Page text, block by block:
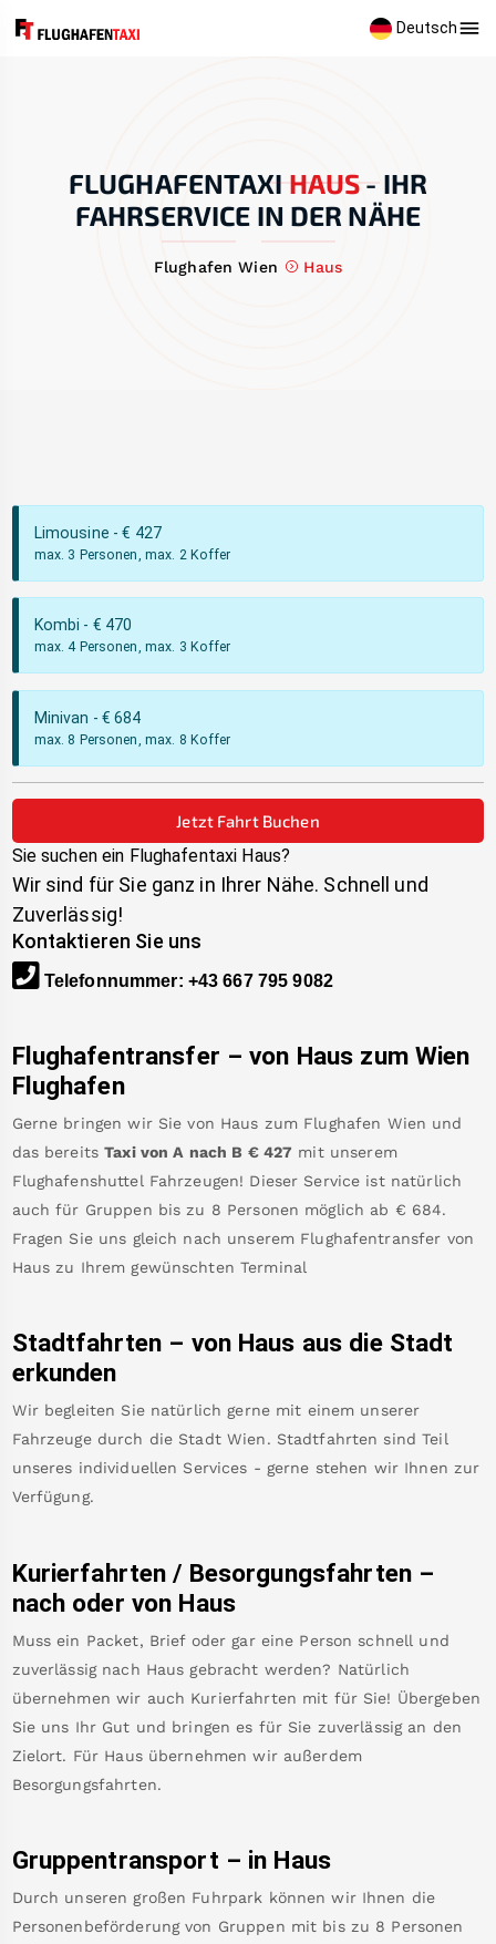
Deutsch
FLUGHAFENTAXI HAUS- IHR
FAHRSERVICE IN DER NÄHE
Flughafen Wien Haus
Limousine - € 427
max. 3 Personen, max. 2 Koffer
Kombi - € 470
max. 4 Personen, max. 3 Koffer
Minivan - €684
max. 8 Personen, max. 8 Koffer
Jetzt Fahrt Buchen
Sie suchen ein Flughafentaxi Haus?
Wir sind für Sie ganz in Ihrer Nähe. Schnell und
Zuverlässig!
Kontaktieren Sie uns
Telefonnummer: +43 667 795 9082
Flughafentransfer – von Haus zum Wien
Flughafen
Gerne bringen wir Sie von Haus zum Flughafen Wien und
das bereits Taxi von A nach B € 427 mit unserem
Flughafenshuttel Fahrzeugen! Dieser Service ist natürlich
auch für Gruppen bis zu 8 Personen möglich ab € 684.
Fragen Sie uns gleich nach unserem Flughafentransfer von
Haus zu Ihrem gewünschten Terminal
Stadtfahrten – von Haus aus die Stadt
erkunden
Wir begleiten Sie natürlich gerne mit einem unserer
Fahrzeuge durch die Stadt Wien. Stadtfahrten sind Teil
unseres individuellen Services - gerne stehen wir Ihnen zur
Verfügung.
Kurierfahrten / Besorgungsfahrten –
nach oder von Haus
Muss ein Packet, Brief oder gar eine Person schnell und
zuverlässig nach Haus gebracht werden? Natürlich
übernehmen wir auch Kurierfahrten mit für Sie! Übergeben
Sie uns Ihr Gut und bringen es für Sie zuverlässig an den
Zielort. Für Haus übernehmen wir außerdem
Besorgungsfahrten.
Gruppentransport – in Haus
Durch unseren großen Fuhrpark können wir Ihnen die
Personenbeförderung von Gruppen mit bis zu 8 Personen